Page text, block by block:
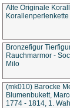
Alte Originale
Korallenperlenkette
Bronzefigur
Rauchmarmor -
Milo
(mk010) Barocke
Blumenbukett,
1774 - 1814, 1. Wahl